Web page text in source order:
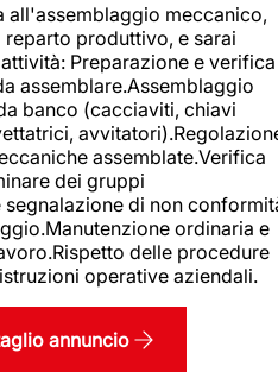
all'assemblaggio meccanico,
produttivo, e sarai
Preparazione e verifica
assemblare.Assemblaggio
banco (cacciaviti, chiavi
assemblate.Verifica
dei gruppi
di non
ordinaria e
delle procedure
operative aziendali.
annuncio